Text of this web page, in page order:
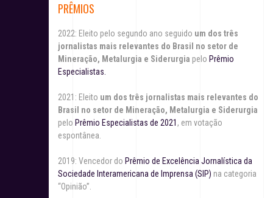
PRÊMIOS
2022: Eleito pelo segundo ano seguido um dos três
jornalistas mais relevantes do Brasil no setor de
Mineração, Metalurgia e Siderurgia pelo Prêmio
Especialistas.
2021: Eleito um dos três jornalistas mais relevantes do
Brasil no setor de Mineração, Metalurgia e Siderurgia
pelo Prêmio Especialistas de 2021 , em votação
espontânea.
2019: Vencedor do Prêmio de Excelência Jornalística da
Sociedade Interamericana de Imprensa (SIP) na categoria
“Opinião”.